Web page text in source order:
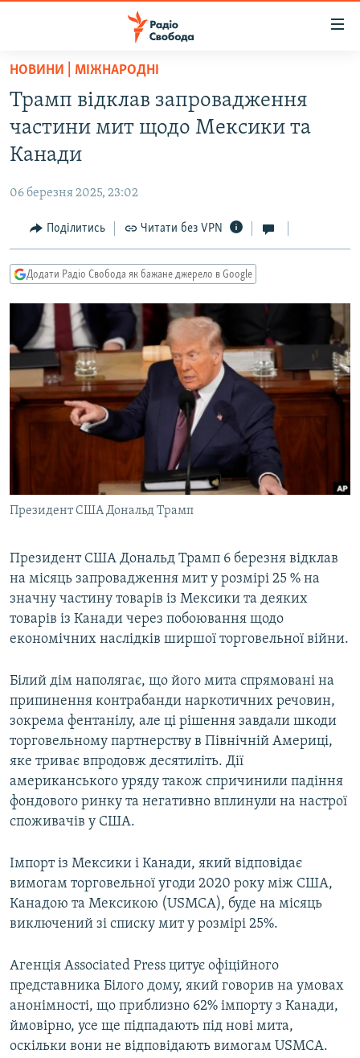
Перейти
основного
матеріалу
Перейти
до
основної
навігації
Перейти
до
пошуку
ВСЕ ЗА ДОБУ
СТАТТІ
ЕКОНОМІКА
СУСПІЛЬСТВО
УКРАЇНА
СВІТ
РОСІЙСЬКА «ФІЛЬТРАЦІЯ»
ДОНБАС.РЕАЛІЇ
ТИ ЯК?
СХЕМИ
КИТАЙ.ВИКЛИКИ
МУЛЬТИМЕДІА
ФОТО
СПЕЦПРОЄКТИ
КРИМ РЕАЛІЇ
УКР
КТАТ
ДОЛУЧАЙСЯ!
Усі сайти RFE/RL
НОВИНИ | МІЖНАРОДНІ
Трамп відклав запровадження
частини мит щодо Мексики та
Канади
06 березня 2025, 23:02
Поділитись Читати без VPN
Додати Радіо Свобода як бажане джерело в Google
Президент США Дональд Трамп
Президент США Дональд Трамп 6 березня відклав
на місяць запровадження мит у розмірі 25 % на
значну частину товарів із Мексики та деяких
товарів із Канади через побоювання щодо
економічних наслідків ширшої торговельної війни.
Білий дім наполягає, що його мита спрямовані на
припинення контрабанди наркотичних речовин,
зокрема фентанілу, але ці рішення завдали шкоди
торговельному партнерству в Північній Америці,
яке триває впродовж десятиліть. Дії
американського уряду також спричинили падіння
фондового ринку та негативно вплинули на настрої
споживачів у США.
Імпорт із Мексики і Канади, який відповідає
вимогам торговельної угоди 2020 року між США,
Канадою та Мексикою (USMCA), буде на місяць
виключений зі списку мит у розмірі 25%.
Агенція Associated Press цитує офіційного
представника Білого дому, який говорив на умовах
анонімності, що приблизно 62% імпорту з Канади,
ймовірно, усе ще підпадають під нові мита,
оскільки вони не відповідають вимогам USMCA.